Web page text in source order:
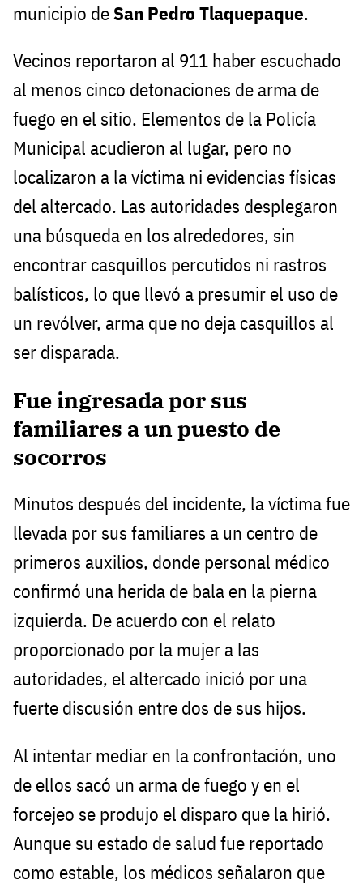
municipio deSan Pedro Tlaquepaque.
Vecinos reportaron al 911 haber escuchado
al menos cinco detonaciones de arma de
fuego en el sitio. Elementos de la Policía
Municipal acudieron al lugar, pero no
localizaron a la víctima ni evidencias físicas
del altercado. Las autoridades desplegaron
una búsqueda en los alrededores, sin
encontrar casquillos percutidos ni rastros
balísticos, lo que llevó a presumir el uso de
un revólver, arma que no deja casquillos al
ser disparada.
Fue ingresada por sus
familiares a un puesto de
socorros
Minutos después del incidente, la víctima fue
llevada por sus familiares a un centro de
primeros auxilios, donde personal médico
confirmó una herida de bala en la pierna
izquierda. De acuerdo con el relato
proporcionado por la mujer a las
autoridades, el altercado inició por una
fuerte discusión entre dos de sus hijos.
Al intentar mediar en la confrontación, uno
de ellos sacó un arma de fuego y en el
forcejeo se produjo el disparo que la hirió.
Aunque su estado de salud fue reportado
como estable, los médicos señalaron que